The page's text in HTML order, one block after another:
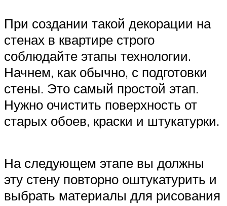
При создании такой декорации на
стенах в квартире строго
соблюдайте этапы технологии.
Начнем, как обычно, с подготовки
стены. Это самый простой этап.
Нужно очистить поверхность от
старых обоев, краски и штукатурки.
На следующем этапе вы должны
эту стену повторно оштукатурить и
выбрать материалы для рисования